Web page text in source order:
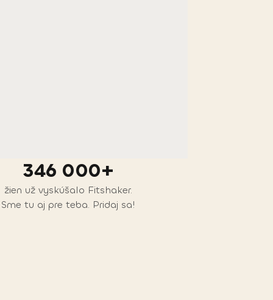
346 000+
žien už vyskúšalo Fitshaker.
Sme tu aj pre teba. Pridaj sa!